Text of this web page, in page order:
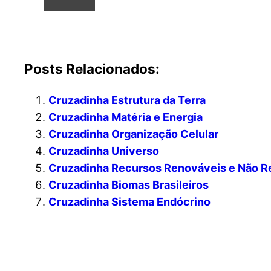
Posts Relacionados:
Cruzadinha Estrutura da Terra
Cruzadinha Matéria e Energia
Cruzadinha Organização Celular
Cruzadinha Universo
Cruzadinha Recursos Renováveis e Não
Cruzadinha Biomas Brasileiros
Cruzadinha Sistema Endócrino